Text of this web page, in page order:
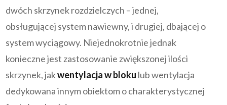
dwóch skrzynek rozdzielczych – jednej,
obsługującej system nawiewny, i drugiej, dbającej o
system wyciągowy. Niejednokrotnie jednak
konieczne jest zastosowanie zwiększonej ilości
skrzynek, jakwentylacja w bloku lub wentylacja
dedykowana innym obiektom o charakterystycznej